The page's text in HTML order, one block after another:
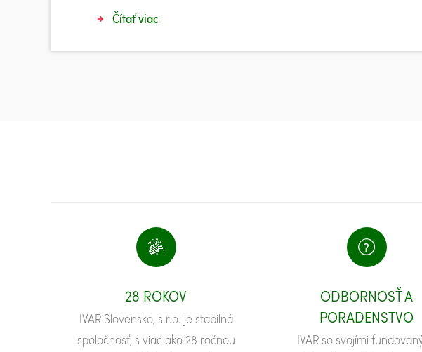
Čítať viac
28 ROKOV
IVAR Slovensko, s.r.o. je stabilná
spoločnosť, s viac ako 28 ročnou
ODBORNOSŤ A
PORADENSTVO
IVAR so svojími